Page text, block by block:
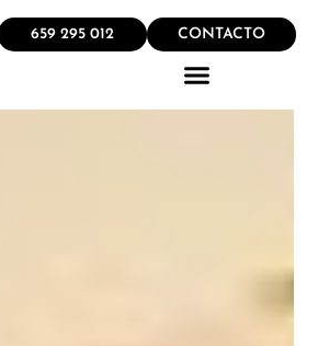
659 295 012 CONTACTO